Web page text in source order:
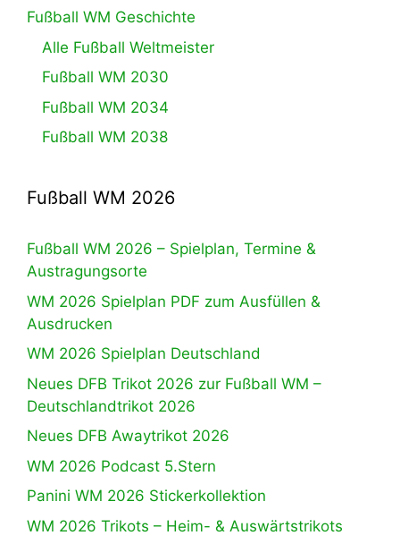
Fußball WM Geschichte
Alle Fußball Weltmeister
Fußball WM 2030
Fußball WM 2034
Fußball WM 2038
Fußball WM 2026
Fußball WM 2026 – Spielplan, Termine &
Austragungsorte
WM 2026 Spielplan PDF zum Ausfüllen &
Ausdrucken
WM 2026 Spielplan Deutschland
Neues DFB Trikot 2026 zur Fußball WM –
Deutschlandtrikot 2026
Neues DFB Awaytrikot 2026
WM 2026 Podcast 5.Stern
Panini WM 2026 Stickerkollektion
WM 2026 Trikots – Heim- & Auswärtstrikots